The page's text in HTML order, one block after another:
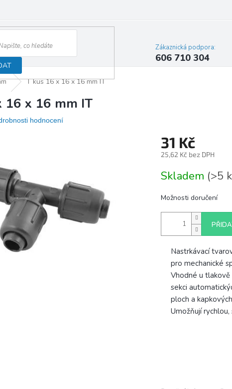
Zákaznická podpora:
606 710 304
T kus 16 x 16 x 16 mm IT
16 x 16 mm IT
hodnocení
31 Kč
25,62 Kč bez DPH
cena:
Skladem (>5
Možnosti doručení
Nastrkávací
pro mechanické
Vhodné u
sekci
ploch a
Umožňují